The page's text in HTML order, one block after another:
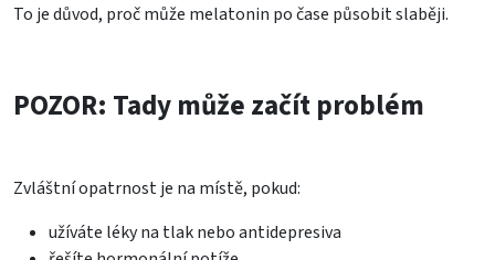
To je důvod, proč může melatonin po čase působit slaběji.
POZOR: Tady může začít problém
Zvláštní opatrnost je na místě, pokud:
užíváte léky na tlak nebo antidepresiva